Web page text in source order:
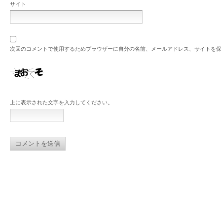
サイト
次回のコメントで使用するためブラウザーに自分の名前、メールアドレス、サイトを
上に表示された文字を入力してください。